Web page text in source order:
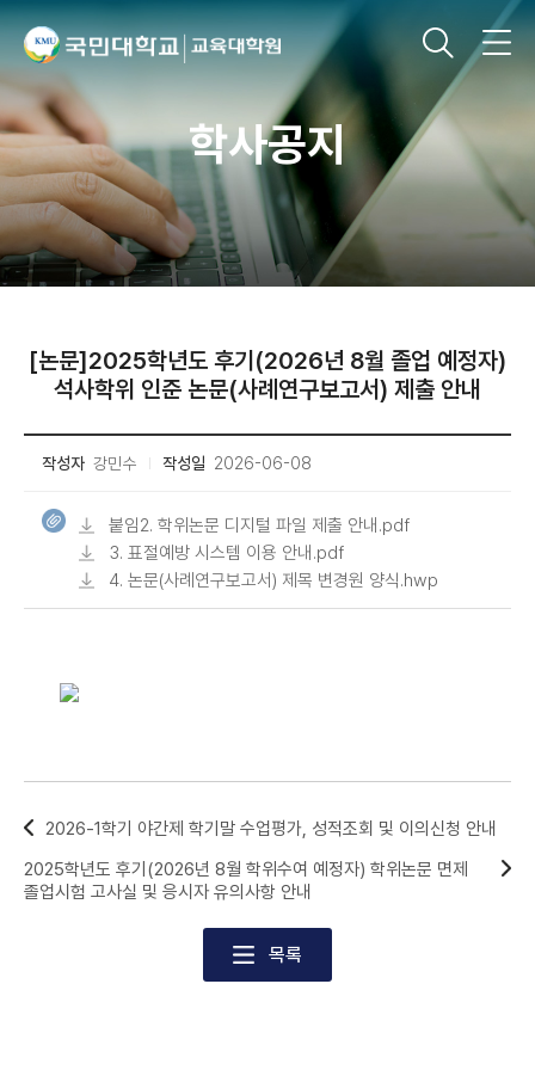
학사공지
[논문]2025학년도 후기(2026년 8월 졸업 예정자)
석사학위 인준 논문(사례연구보고서) 제출 안내
작성자 강민수 작성일 2026-06-08
붙임2. 학위논문 디지털 파일 제출 안내.pdf
3. 표절예방 시스템 이용 안내.pdf
4. 논문(사례연구보고서) 제목 변경원 양식.hwp
2026-1학기 야간제 학기말 수업평가, 성적조회 및 이의신청 안내
목록
2025학년도 후기(2026년 8월 학위수여 예정자) 학위논문 면제
졸업시험 고사실 및 응시자 유의사항 안내